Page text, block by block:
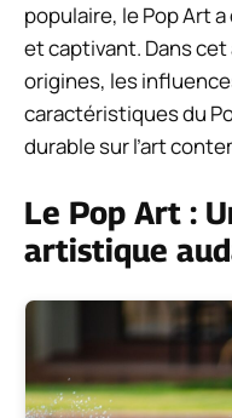
populaire, le Pop Art
et captivant. Dans
origines, les
caractéristiques du
durable sur l’art
Le Pop Art :
artistique